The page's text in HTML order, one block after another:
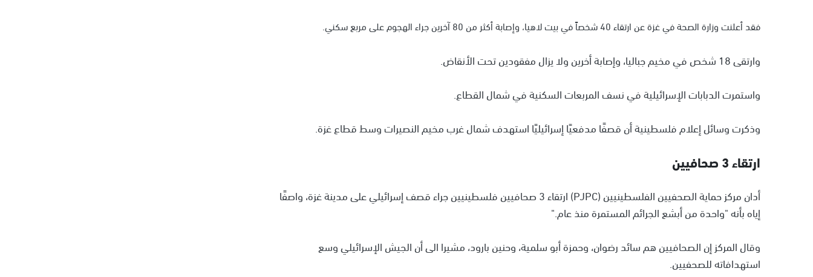
فقد أعلنتوزارة الصحة في غزة عن ارتقاء 40 شخصاً في بيت لاهيا، وإصابة أكثر من 80 آخرين جراء الهجوم على مربع سكني.
وارتقى 18 شخص في مخيم جباليا، وإصابة أخرين ولا يزال مفقودين تحت الأنقاض.
واستمرت الدبابات الإسرائيلية في نسف المربعات السكنية في شمال القطاع.
وذكرت وسائل إعلام فلسطينية أن قصفًا مدفعيًا إسرائيليًا استهدف شمال غرب مخيم النصيرات وسط قطاع غزة.
ارتقاء 3 صحافيين
أدان مركز حماية الصحفيين الفلسطينيين (PJPC) ارتقاء 3 صحافيين فلسطينيين جراء قصف إسرائيلي على مدينة غزة، واصفًا
إياه بأنه "واحدة من أبشع الجرائم المستمرة منذ عام."
وقال المركز إن الصحافيين هم سائد رضوان، وحمزة أبو سلمية، وحنين بارود، مشيرا الى أن الجيش الإسرائيلي وسع
استهدافاته للصحفيين.